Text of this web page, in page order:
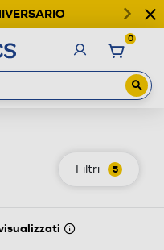
0
Filtri 5